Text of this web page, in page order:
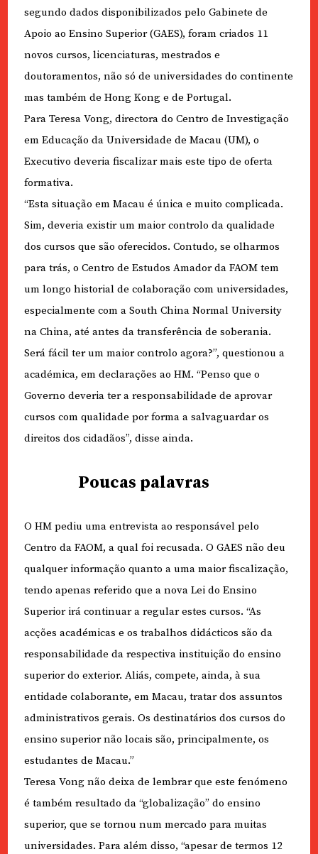
segundo dados disponibilizados pelo Gabinete de
Apoio ao Ensino Superior (GAES), foram criados 11
novos cursos, licenciaturas, mestrados e
doutoramentos, não só de universidades do continente
mas também de Hong Kong e de Portugal.
Para Teresa Vong, directora do Centro de Investigação
em Educação da Universidade de Macau (UM), o
Executivo deveria fiscalizar mais este tipo de oferta
formativa.
“Esta situação em Macau é única e muito complicada.
Sim, deveria existir um maior controlo da qualidade
dos cursos que são oferecidos. Contudo, se olharmos
para trás, o Centro de Estudos Amador da FAOM tem
um longo historial de colaboração com universidades,
especialmente com a South China Normal University
na China, até antes da transferência de soberania.
Será fácil ter um maior controlo agora?”, questionou a
académica, em declarações ao HM. “Penso que o
Governo deveria ter a responsabilidade de aprovar
cursos com qualidade por forma a salvaguardar os
direitos dos cidadãos”, disse ainda.
Poucas palavras
O HM pediu uma entrevista ao responsável pelo
Centro da FAOM, a qual foi recusada. O GAES não deu
qualquer informação quanto a uma maior fiscalização,
tendo apenas referido que a nova Lei do Ensino
Superior irá continuar a regular estes cursos. “As
acções académicas e os trabalhos didácticos são da
responsabilidade da respectiva instituição do ensino
superior do exterior. Aliás, compete, ainda, à sua
entidade colaborante, em Macau, tratar dos assuntos
administrativos gerais. Os destinatários dos cursos do
ensino superior não locais são, principalmente, os
estudantes de Macau.”
Teresa Vong não deixa de lembrar que este fenómeno
é também resultado da “globalização” do ensino
superior, que se tornou num mercado para muitas
universidades. Para além disso, “apesar de termos 12